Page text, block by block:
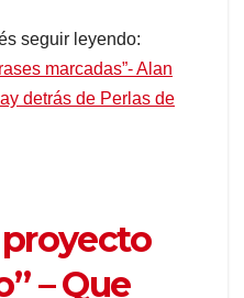
seguir leyendo:
marcadas”- Alan
detrás de Perlas de
– Que